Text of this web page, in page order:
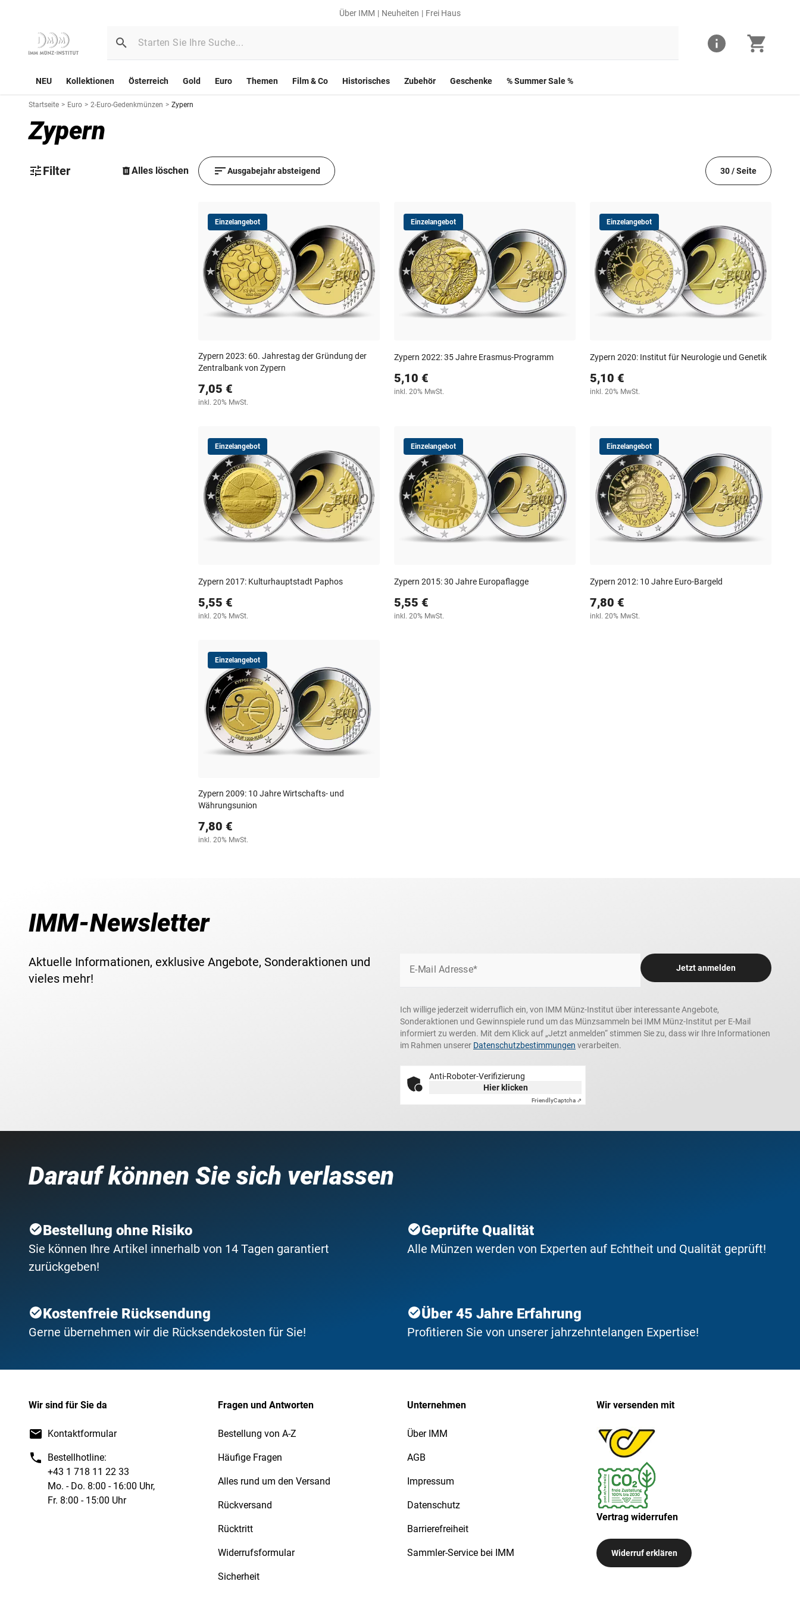
Über IMM Neuheiten Frei Haus
NEU Kollektionen Österreich Gold Euro Themen Film & Co Historisches Zubehör Geschenke % Summer Sale %
Startseite > Euro > 2-Euro-Gedenkmünzen > Zypern
Zypern
Filter Alles löschen Ausgabejahr absteigend 30 / Seite
Einzelangebot
Zypern 2023: 60. Jahrestag der Gründung der
Zentralbank von Zypern
7,05 €
inkl. 20% MwSt.
Einzelangebot
Zypern 2022: 35 Jahre Erasmus-Programm
5,10 €
inkl. 20% MwSt.
Einzelangebot
Zypern 2020: Institut für Neurologie und Genetik
5,10 €
inkl. 20% MwSt.
Einzelangebot
Zypern 2017: Kulturhauptstadt Paphos
5,55 €
inkl. 20% MwSt.
Einzelangebot
Zypern 2015: 30 Jahre Europaflagge
5,55 €
inkl. 20% MwSt.
Einzelangebot
Zypern 2012: 10 Jahre Euro-Bargeld
7,80 €
inkl. 20% MwSt.
Einzelangebot
Zypern 2009: 10 Jahre Wirtschafts- und
Währungsunion
7,80 €
inkl. 20% MwSt.
IMM-Newsletter
Aktuelle Informationen, exklusive Angebote, Sonderaktionen und
vieles mehr!
E-Mail Adresse* Jetzt anmelden
Ich willige jederzeit widerruflich ein, von IMM Münz-Institut über interessante Angebote,
Sonderaktionen und Gewinnspiele rund um das Münzsammeln bei IMM Münz-Institut per E-Mail
informiert zu werden. Mit dem Klick auf „Jetzt anmelden“ stimmen Sie zu, dass wir Ihre Informationen
im Rahmen unserer Datenschutzbestimmungen verarbeiten.
Anti-Roboter-Verifizierung
Hier klicken
FriendlyCaptcha ⇗
Darauf können Sie sich verlassen
Bestellung ohne Risiko
Sie können Ihre Artikel innerhalb von 14 Tagen garantiert
zurückgeben!
Geprüfte Qualität
Alle Münzen werden von Experten auf Echtheit und Qualität geprüft!
Kostenfreie Rücksendung
Gerne übernehmen wir die Rücksendekosten für Sie!
Über 45 Jahre Erfahrung
Profitieren Sie von unserer jahrzehntelangen Expertise!
Wir sind für Sie da
Kontaktformular
Bestellhotline:
+43 1 718 11 22 33
Mo. - Do. 8:00 - 16:00 Uhr,
Fr. 8:00 - 15:00 Uhr
Fragen und Antworten
Bestellung von A-Z
Häufige Fragen
Alles rund um den Versand
Rückversand
Rücktritt
Widerrufsformular
Sicherheit
Unternehmen
Über IMM
AGB
Impressum
Datenschutz
Barrierefreiheit
Sammler-Service bei IMM
Wir versenden mit
Vertrag widerrufen
Widerruf erklären